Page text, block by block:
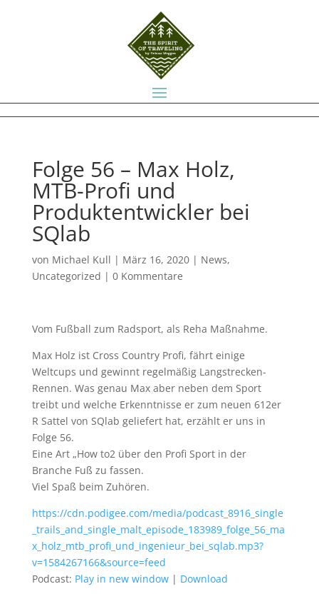
Folge 56 – Max Holz,
MTB-Profi und
Produktentwickler bei
SQlab
von Michael Kull | März 16, 2020| News,
Uncategorized | 0 Kommentare
Vom Fußball zum Radsport, als Reha Maßnahme.
Max Holz ist Cross Country Profi, fährt einige
Weltcups und gewinnt regelmäßig Langstrecken-
Rennen. Was genau Max aber neben dem Sport
treibt und welche Erkenntnisse er zum neuen 612er
R Sattel von SQlab geliefert hat, erzählt er uns in
Folge 56.
Eine Art „How to2 über den Profi Sport in der
Branche Fuß zu fassen.
Viel Spaß beim Zuhören.
https://cdn.podigee.com/media/podcast_8916_single
_trails_and_single_malt_episode_183989_folge_56_ma
x_holz_mtb_profi_und_ingenieur_bei_sqlab.mp3?
v=1584267166&source=feed
Podcast: Play in new window| Download